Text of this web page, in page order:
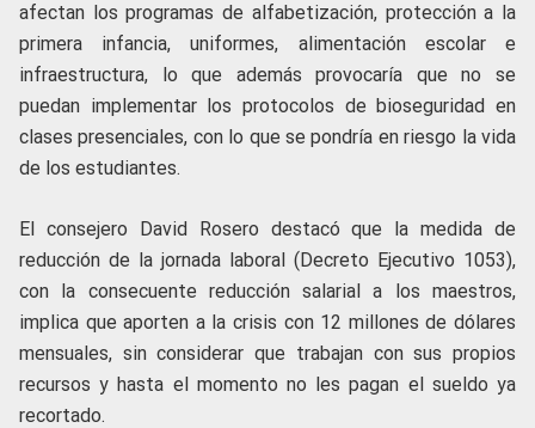
afectan los programas de alfabetización, protección a la
primera infancia, uniformes, alimentación escolar e
infraestructura, lo que además provocaría que no se
puedan implementar los protocolos de bioseguridad en
clases presenciales, con lo que se pondría en riesgo la vida
de los estudiantes.
El consejero David Rosero destacó que la medida de
reducción de la jornada laboral (Decreto Ejecutivo 1053),
con la consecuente reducción salarial a los maestros,
implica que aporten a la crisis con 12 millones de dólares
mensuales, sin considerar que trabajan con sus propios
recursos y hasta el momento no les pagan el sueldo ya
recortado.